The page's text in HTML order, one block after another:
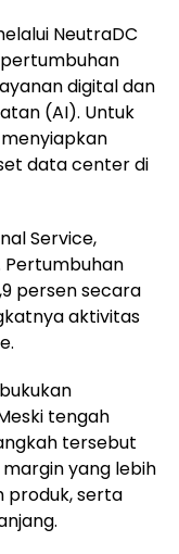
NeutraDC
digital dan
(AI). Untuk
data center di
Service,
persen secara
aktivitas
tengah
tersebut
yang lebih
produk, serta